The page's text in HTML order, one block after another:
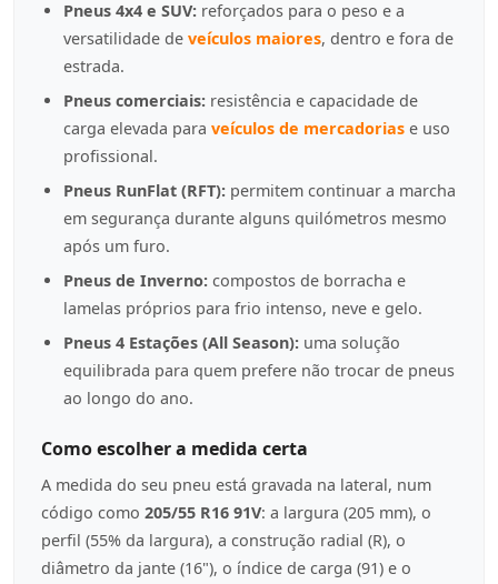
Pneus 4x4 e SUV: reforçados para o peso e a
versatilidade de veículos maiores, dentro e fora de
estrada.
Pneus comerciais: resistência e capacidade de
carga elevada para veículos de mercadorias e uso
profissional.
Pneus RunFlat (RFT): permitem continuar a marcha
em segurança durante alguns quilómetros mesmo
após um furo.
Pneus de Inverno: compostos de borracha e
lamelas próprios para frio intenso, neve e gelo.
Pneus 4 Estações (All Season): uma solução
equilibrada para quem prefere não trocar de pneus
ao longo do ano.
Como escolher a medida certa
A medida do seu pneu está gravada na lateral, num
código como 205/55 R16 91V: a largura (205 mm), o
perfil (55% da largura), a construção radial (R), o
diâmetro da jante (16"), o índice de carga (91) e o